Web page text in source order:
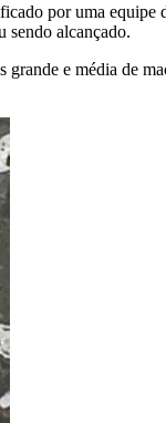
por uma
sendo alcançado.
e média de